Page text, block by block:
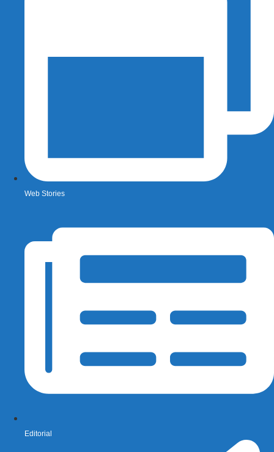
Web Stories
Editorial